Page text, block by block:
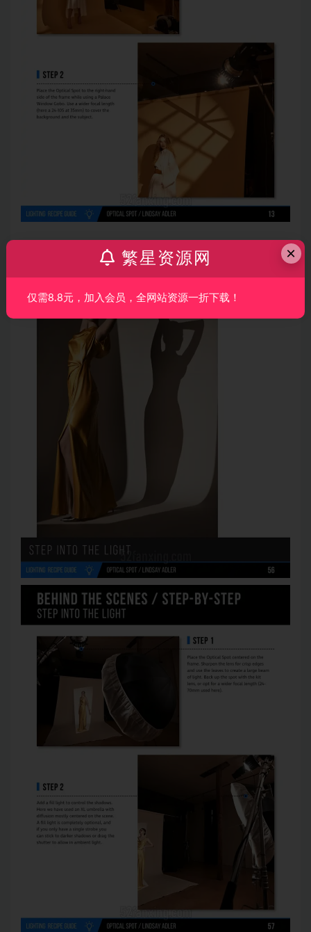
×
繁星资源网
仅需8.8元，加入会员，全网站资源一折下载！